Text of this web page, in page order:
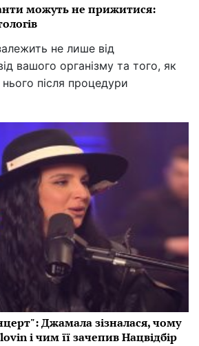
можуть не прижитися:
не лише від
вашого організму та того, як
після процедури
Джамала зізналася, чому
і чим її зачепив Нацвідбір